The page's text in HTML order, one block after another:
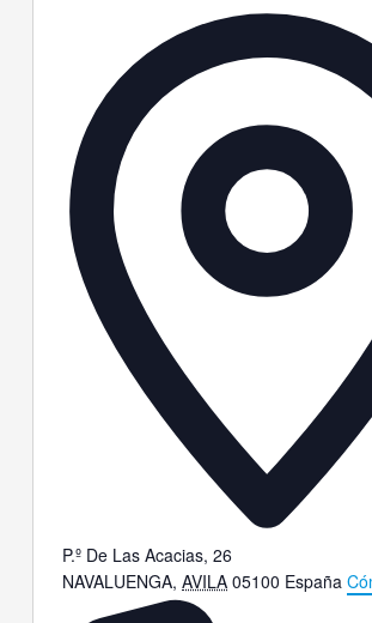
P.º De Las Acacias, 26
NAVALUENGA, AVILA 05100 España